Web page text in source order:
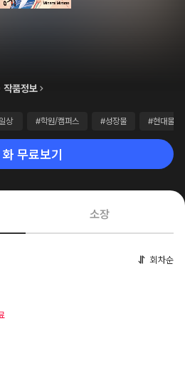
작품정보
상 #학원/캠퍼스 #성장물 #현대물
화 무료보기
소장
회차순